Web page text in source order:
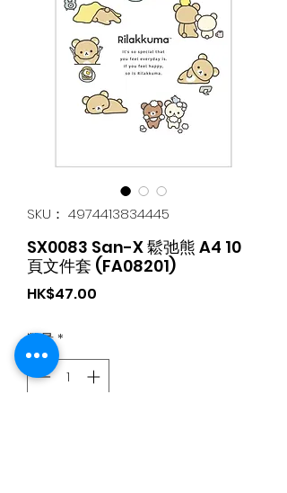
SKU： 4974413834445
SX0083 San-X 鬆弛熊 A4 10
頁文件套 (FA08201)
HK$47.00
数量*